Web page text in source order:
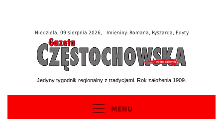
Niedziela, 09 sierpnia 2026, Imieniny: Romana, Ryszarda, Edyty
Jedyny tygodnik regionalny z tradycjami. Rok założenia 1909.
MENU